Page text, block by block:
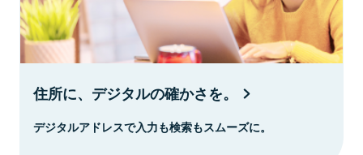
住所に、デジタルの確かさを。
デジタルアドレスで入力も検索もスムーズに。